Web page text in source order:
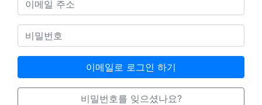
이메일로 로그인 하기
비밀번호를 잊으셨나요?